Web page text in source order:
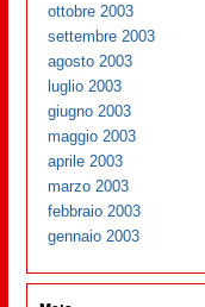
ottobre 2003
settembre 2003
agosto 2003
luglio 2003
giugno 2003
maggio 2003
aprile 2003
marzo 2003
febbraio 2003
gennaio 2003